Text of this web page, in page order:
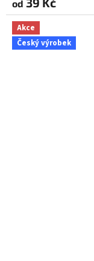
od
Akce
Český výrobek